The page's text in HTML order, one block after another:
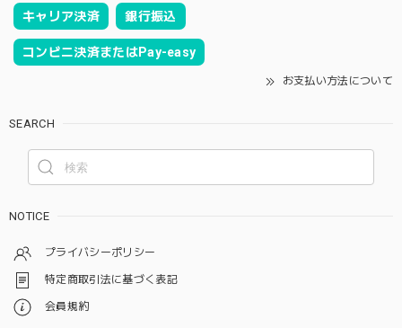
キャリア決済 銀行振込
コンビニ決済またはPay-easy
お支払い方法について
SEARCH
NOTICE
プライバシーポリシー
特定商取引法に基づく表記
会員規約